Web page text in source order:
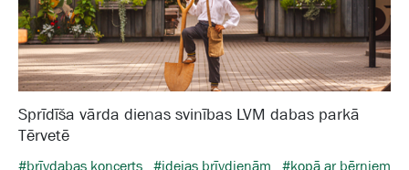
Sprīdīša vārda dienas svinības LVM dabas parkā
Tērvetē
#brīvdabas koncerts #idejas brīvdienām
#kopā ar bērniem